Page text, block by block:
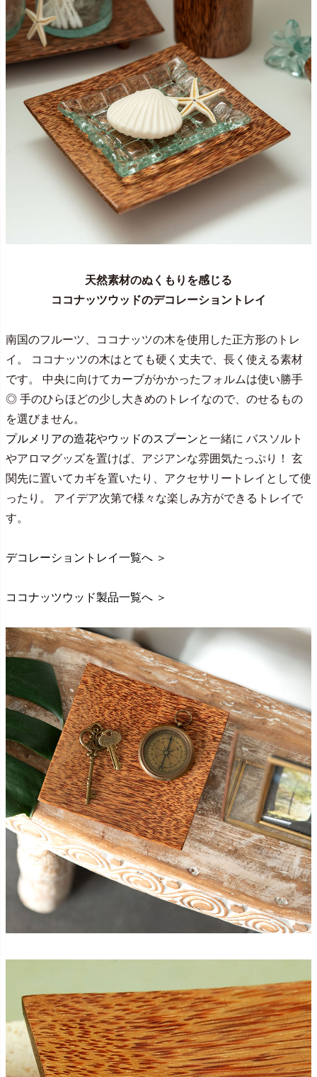
天然素材のぬくもりを感じる
ココナッツウッドのデコレーショントレイ
南国のフルーツ、ココナッツの木を使用した正方形のトレ
イ。 ココナッツの木はとても硬く丈夫で、長く使える素材
です。 中央に向けてカーブがかかったフォルムは使い勝手
◎ 手のひらほどの少し大きめのトレイなので、のせるもの
を選びません。
プルメリアの造花やウッドのスプーンと一緒に バスソルト
やアロマグッズを置けば、アジアンな雰囲気たっぷり！ 玄
関先に置いてカギを置いたり、アクセサリートレイとして使
ったり。 アイデア次第で様々な楽しみ方ができるトレイで
す。
デコレーショントレイ一覧へ ＞
ココナッツウッド製品一覧へ ＞